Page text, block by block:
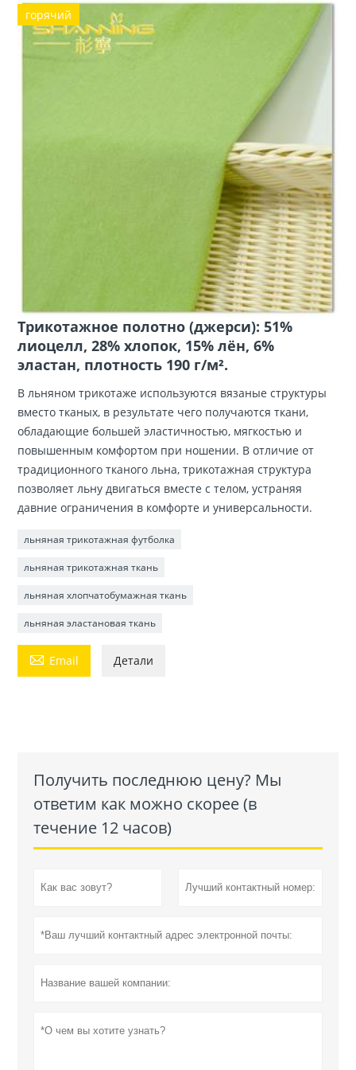
горячий
Трикотажное полотно (джерси): 51%
лиоцелл, 28% хлопок, 15% лён, 6%
эластан, плотность 190 г/м².
В льняном трикотаже используются вязаные структуры
вместо тканых, в результате чего получаются ткани,
обладающие большей эластичностью, мягкостью и
повышенным комфортом при ношении. В отличие от
традиционного тканого льна, трикотажная структура
позволяет льну двигаться вместе с телом, устраняя
давние ограничения в комфорте и универсальности.
льняная трикотажная футболка
льняная трикотажная ткань
льняная хлопчатобумажная ткань
льняная эластановая ткань
 Email Детали
Получить последнюю цену? Мы
ответим как можно скорее (в
течение 12 часов)